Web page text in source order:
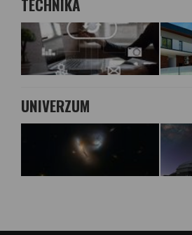
UNIVERZUM